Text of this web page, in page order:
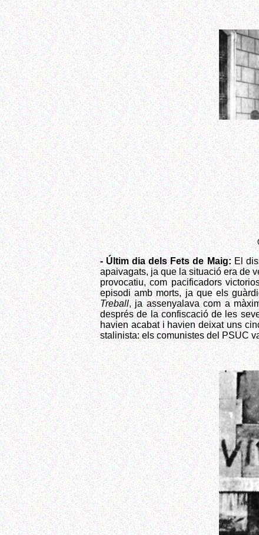
- Últim dia dels Fets de Maig:El
apaivagats, ja que la situació era de
provocatiu, com pacificadors
episodi amb morts, ja que els
Treball, ja assenyalava com a
després de la confiscació de les
havien acabat i havien deixat uns
stalinista: els comunistes del PSUC